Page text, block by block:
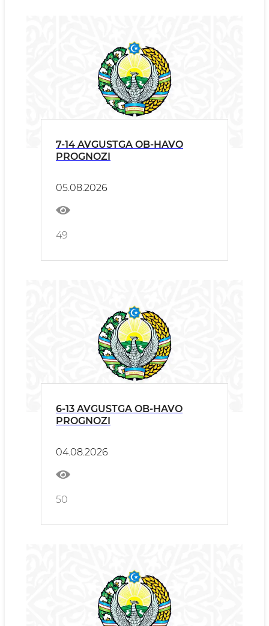
7-14 AVGUSTGA OB-HAVO
PROGNOZI
05.08.2026
49
6-13 AVGUSTGA OB-HAVO
PROGNOZI
04.08.2026
50